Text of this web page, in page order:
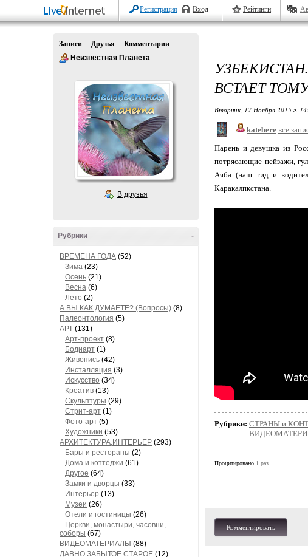
Регистрация Вход Рейтинги
Записи Друзья
Комментарии
Неизвестная Планета
В друзья
-
Рубрики
ВРЕМЕНА ГОДА (52)
Зима (23)
Осень (21)
Весна (6)
Лето (2)
А ВЫ КАК ДУМАЕТЕ? (Вопросы) (8)
Палеонтология (5)
АРТ (131)
Арт-проект (8)
Бодиарт (1)
Живопись (42)
Инсталляция (3)
Искусство (34)
Креатив (13)
Скульптуры (29)
Стрит-арт (1)
Фото-арт (5)
Художники (53)
АРХИТЕКТУРА,ИНТЕРЬЕР (293)
Бары и рестораны (2)
Дома и коттеджи (61)
Другое (64)
Замки и дворцы (33)
Интерьер (13)
Музеи (26)
Отели и гостиницы (26)
Церкви, монастыри, часовни,
соборы (67)
ВИДЕОМАТЕРИАЛЫ (88)
ДАВНО ЗАБЫТОЕ СТАРОЕ (12)
ВСТАЕТ
Вторник, 17 Ноября 2015 г.
katebere все
Парень и девушка из
потрясающие пейзажи,
Аяба (наш гид и
Каракалпкстана.
Рубрики: СТРАНЫ и
Процитировано 1 раз
Комментировать